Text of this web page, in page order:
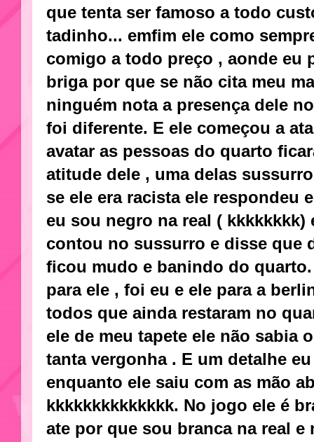
que tenta ser famoso a todo
tadinho... emfim ele como
comigo a todo preço , aonde eu
briga por que se não cita meu
ninguém nota a presença dele
foi diferente. E ele começou a
avatar as pessoas do quarto
atitude dele , uma delas
se ele era racista ele respondeu
eu sou negro na real ( kkkkkkkk)
contou no sussurro e disse que
ficou mudo e banindo do
para ele , foi eu e ele para a
todos que ainda restaram no
ele de meu tapete ele não sabia
tanta vergonha . E um detalhe
enquanto ele saiu com as mão
kkkkkkkkkkkkkk. No jogo ele é
ate por que sou branca na real